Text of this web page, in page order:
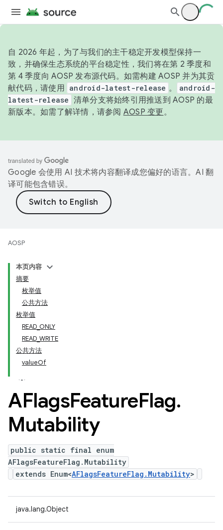
自 2026 年起，为了与我们的主干稳定开发模型保持一
致，并确保生态系统的平台稳定性，我们将在第 2 季度和
第 4 季度向 AOSP 发布源代码。如需构建 AOSP 并为其贡
献代码，请使用 android-latest-release 。
android-
latest-release 清单分支将始终引用推送到 AOSP 的最
新版本。如需了解详情，请参阅 AOSP 变更。
Google 会使用 AI 技术将内容翻译成您偏好的语言。AI 翻
译可能包含错误。
AOSP
本页内容
摘要
枚举值
公共方法
枚举值
READ_ONLY
READ_WRITE
公共方法
valueOf
AFlagsFeatureFlag.
Mutability
public static final enum
AFlagsFeatureFlag.Mutability
extends Enum<AFlagsFeatureFlag.Mutability>
java.lang.Object